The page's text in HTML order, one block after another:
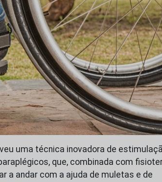
uma técnica inovadora de
que, combinada com
a andar com a ajuda de muletas e de